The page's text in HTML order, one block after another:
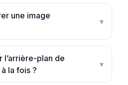
une image
▾
l’arrière-plan de
la fois ?
▾